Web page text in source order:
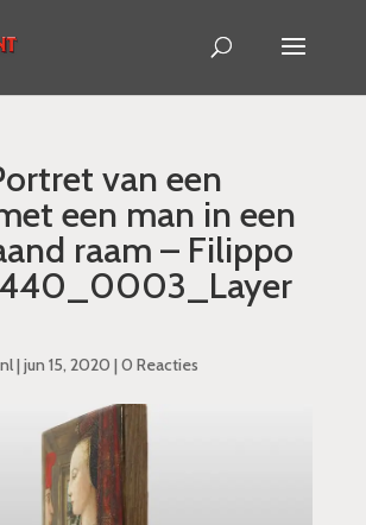
van een
een man in een
raam – Filippo
| jun 15, 2020 | 0 Reacties